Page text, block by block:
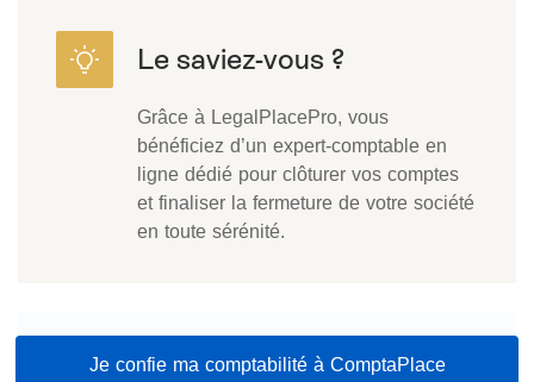
Grâce à LegalPlacePro, vous
bénéficiez d’un expert-comptable en
ligne dédié pour clôturer vos comptes
et finaliser la fermeture de votre société
en toute sérénité.
Je confie ma comptabilité à ComptaPlace